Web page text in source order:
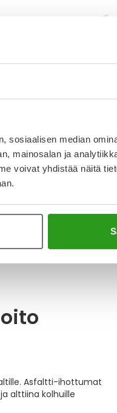
sosiaalisen median
mainosalan ja
voivat yhdistää näitä
19,90 €
Asfaltti-ihottumat
alttiina kolhuille